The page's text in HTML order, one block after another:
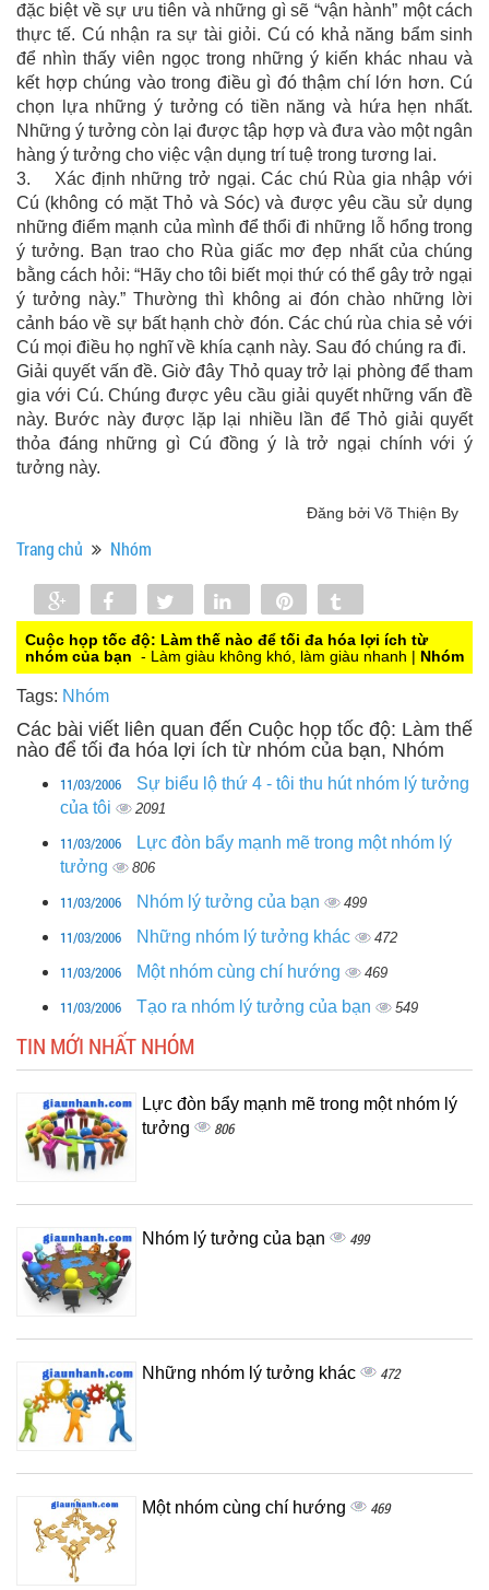
đặc biệt về sự ưu tiên và những gì sẽ “vận hành” một cách
thực tế. Cú nhận ra sự tài giỏi. Cú có khả năng bẩm sinh
để nhìn thấy viên ngọc trong những ý kiến khác nhau và
kết hợp chúng vào trong điều gì đó thậm chí lớn hơn. Cú
chọn lựa những ý tưởng có tiền năng và hứa hẹn nhất.
Những ý tưởng còn lại được tập hợp và đưa vào một ngân
hàng ý tưởng cho việc vận dụng trí tuệ trong tương lai.
3. Xác định những trở ngại. Các chú Rùa gia nhập với
Cú (không có mặt Thỏ và Sóc) và được yêu cầu sử dụng
những điểm mạnh của mình để thổi đi những lỗ hổng trong
ý tưởng. Bạn trao cho Rùa giấc mơ đẹp nhất của chúng
bằng cách hỏi: “Hãy cho tôi biết mọi thứ có thể gây trở ngại
ý tưởng này.” Thường thì không ai đón chào những lời
cảnh báo về sự bất hạnh chờ đón. Các chú rùa chia sẻ với
Cú mọi điều họ nghĩ về khía cạnh này. Sau đó chúng ra đi.
Giải quyết vấn đề. Giờ đây Thỏ quay trở lại phòng để tham
gia với Cú. Chúng được yêu cầu giải quyết những vấn đề
này. Bước này được lặp lại nhiều lần để Thỏ giải quyết
thỏa đáng những gì Cú đồng ý là trở ngại chính với ý
tưởng này.
Đăng bởi Võ Thiện By
Trang chủ Nhóm
Share Share Tweet Share
0
Cuộc họp tốc độ: Làm thế nào để tối đa hóa lợi ích từ
nhóm của bạn - Làm giàu không khó, làm giàu nhanh | Nhóm
Tags: Nhóm
Các bài viết liên quan đến Cuộc họp tốc độ: Làm thế
nào để tối đa hóa lợi ích từ nhóm của bạn, Nhóm
11/03/2006
Sự biểu lộ thứ 4 - tôi thu hút nhóm lý tưởng
của tôi
2091
11/03/2006
Lực đòn bẩy mạnh mẽ trong một nhóm lý
tưởng
806
11/03/2006 Nhóm lý tưởng của bạn 499
11/03/2006 Những nhóm lý tưởng khác 472
11/03/2006 Một nhóm cùng chí hướng 469
11/03/2006 Tạo ra nhóm lý tưởng của bạn 549
TIN MỚI NHẤT NHÓM
Lực đòn bẩy mạnh mẽ trong một nhóm lý
tưởng
806
Nhóm lý tưởng của bạn 499
Những nhóm lý tưởng khác 472
Một nhóm cùng chí hướng 469